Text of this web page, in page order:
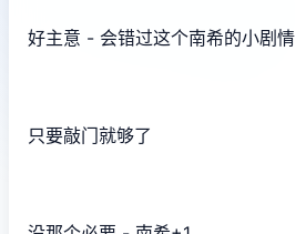
好主意 - 会错过这个南希的小剧情
只要敲门就够了